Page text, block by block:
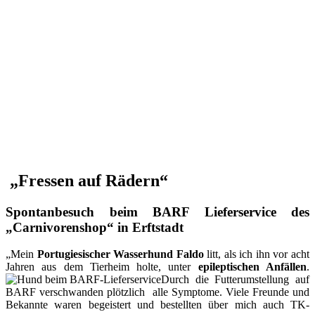
„Fressen auf Rädern“
Spontanbesuch beim BARF Lieferservice des
„Carnivorenshop“ in Erftstadt
„Mein Portugiesischer Wasserhund Faldolitt, als ich ihn vor acht
Jahren aus dem Tierheim holte, unter epileptischen Anfällen.
Durch die Futterumstellung auf
BARF verschwanden plötzlich
alle Symptome. Viele Freunde und
Bekannte waren begeistert und bestellten über mich auch TK-